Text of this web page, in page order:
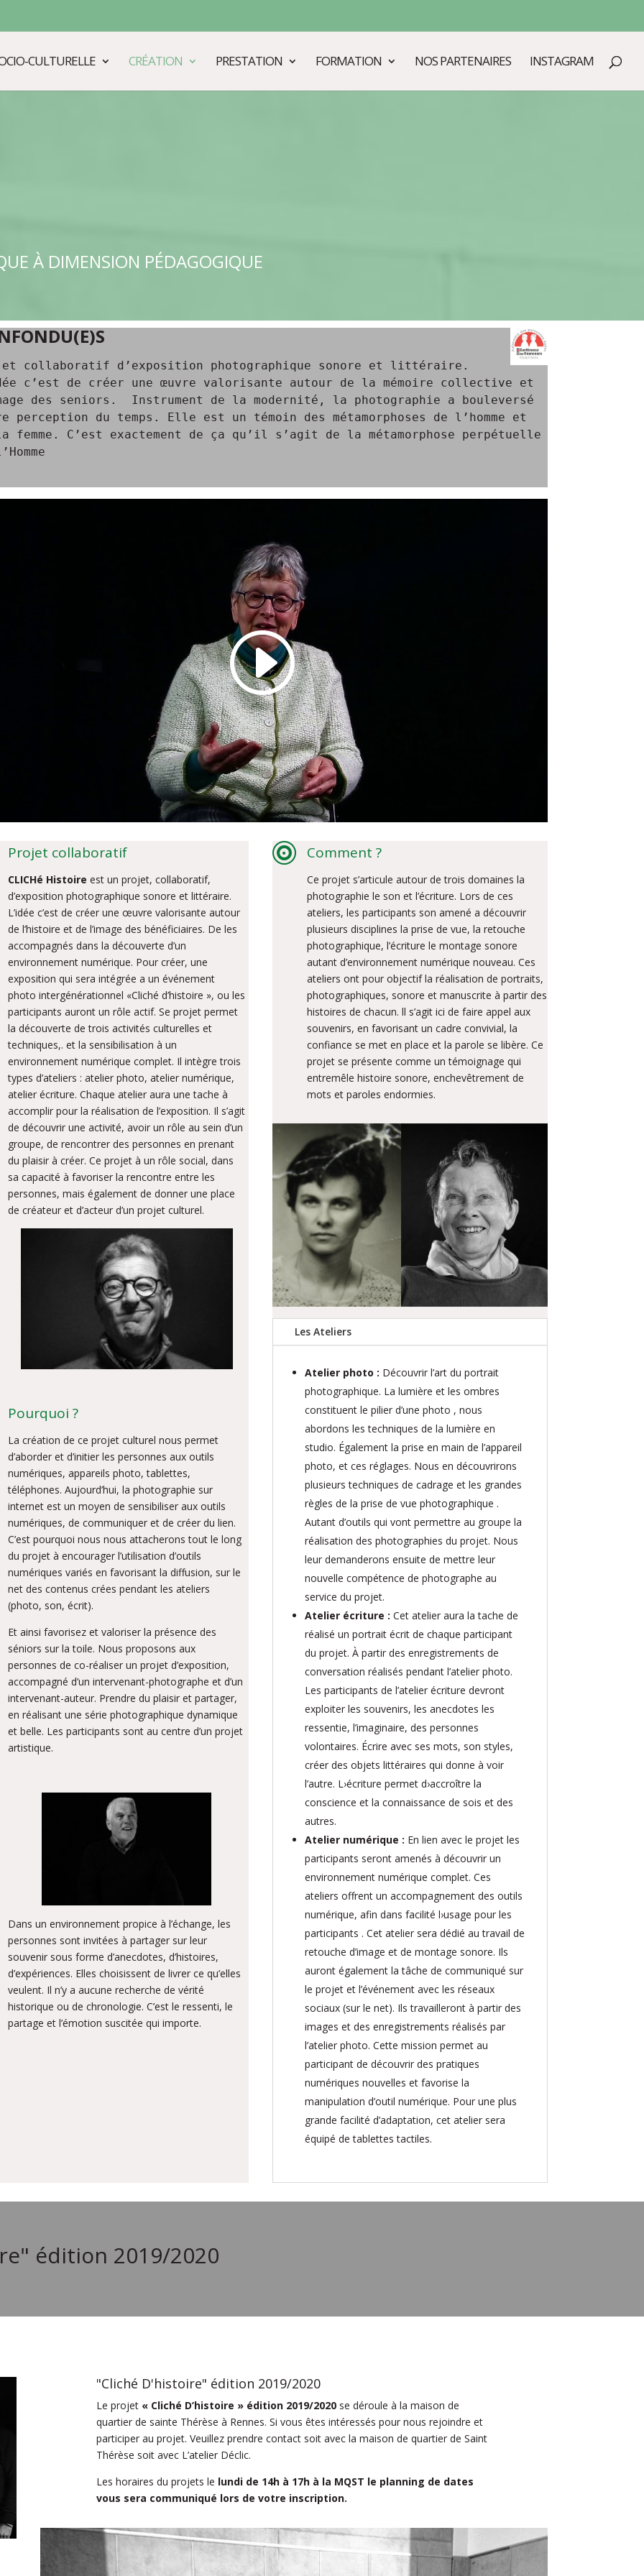
CULTURELLE CRÉATION PRESTATION FORMATION NOS PARTENAIRES INSTAGRAM
À DIMENSION PÉDAGOGIQUE
collaboratif d’exposition photographique sonore et littéraire.
c’est de créer une œuvre valorisante autour de la mémoire collective et
des seniors. Instrument de la modernité, la photographie a bouleversé
perception du temps. Elle est un témoin des métamorphoses de l’homme et
femme. C’est exactement de ça qu’il s’agit de la métamorphose perpétuelle
Projet collaboratif
CLICHé Histoire est un projet, collaboratif,
d’exposition photographique sonore et littéraire.
L’idée c’est de créer une œuvre valorisante autour
de l’histoire et de l’image des bénéficiaires. De les
accompagnés dans la découverte d’un
environnement numérique. Pour créer, une
exposition qui sera intégrée a un événement
photo intergénérationnel «Cliché d’histoire », ou les
participants auront un rôle actif. Se projet permet
la découverte de trois activités culturelles et
techniques,. et la sensibilisation à un
environnement numérique complet. Il intègre trois
types d’ateliers : atelier photo, atelier numérique,
atelier écriture. Chaque atelier aura une tache à
accomplir pour la réalisation de l’exposition. Il s’agit
de découvrir une activité, avoir un rôle au sein d’un
groupe, de rencontrer des personnes en prenant
du plaisir à créer. Ce projet à un rôle social, dans
sa capacité à favoriser la rencontre entre les
personnes, mais également de donner une place
de créateur et d’acteur d’un projet culturel.
Pourquoi ?
La création de ce projet culturel nous permet
d’aborder et d’initier les personnes aux outils
numériques, appareils photo, tablettes,
téléphones. Aujourd’hui, la photographie sur
internet est un moyen de sensibiliser aux outils
numériques, de communiquer et de créer du lien.
C’est pourquoi nous nous attacherons tout le long
du projet à encourager l’utilisation d’outils
numériques variés en favorisant la diffusion, sur le
net des contenus crées pendant les ateliers
(photo, son, écrit).
Et ainsi favorisez et valoriser la présence des
séniors sur la toile. Nous proposons aux
personnes de co-réaliser un projet d’exposition,
accompagné d’un intervenant-photographe et d’un
intervenant-auteur. Prendre du plaisir et partager,
en réalisant une série photographique dynamique
et belle. Les participants sont au centre d’un projet
artistique.
Dans un environnement propice à l’échange, les
personnes sont invitées à partager sur leur
souvenir sous forme d’anecdotes, d’histoires,
d’expériences. Elles choisissent de livrer ce qu’elles
veulent. Il n’y a aucune recherche de vérité
historique ou de chronologie. C’est le ressenti, le
partage et l’émotion suscitée qui importe.
 Comment ?
Ce projet s’articule autour de trois domaines la
photographie le son et l’écriture. Lors de ces
ateliers, les participants son amené a découvrir
plusieurs disciplines la prise de vue, la retouche
photographique, l’écriture le montage sonore
autant d’environnement numérique nouveau. Ces
ateliers ont pour objectif la réalisation de portraits,
photographiques, sonore et manuscrite à partir des
histoires de chacun. ll s’agit ici de faire appel aux
souvenirs, en favorisant un cadre convivial, la
confiance se met en place et la parole se libère. Ce
projet se présente comme un témoignage qui
entremêle histoire sonore, enchevêtrement de
mots et paroles endormies.
Les Ateliers
Atelier photo : Découvrir l’art du portrait
photographique. La lumière et les ombres
constituent le pilier d’une photo , nous
abordons les techniques de la lumière en
studio. Également la prise en main de l’appareil
photo, et ces réglages. Nous en découvrirons
plusieurs techniques de cadrage et les grandes
règles de la prise de vue photographique .
Autant d’outils qui vont permettre au groupe la
réalisation des photographies du projet. Nous
leur demanderons ensuite de mettre leur
nouvelle compétence de photographe au
service du projet.
Atelier écriture : Cet atelier aura la tache de
réalisé un portrait écrit de chaque participant
du projet. À partir des enregistrements de
conversation réalisés pendant l’atelier photo.
Les participants de l’atelier écriture devront
exploiter les souvenirs, les anecdotes les
ressentie, l’imaginaire, des personnes
volontaires. Écrire avec ses mots, son styles,
créer des objets littéraires qui donne à voir
l’autre. L›écriture permet d›accroître la
conscience et la connaissance de sois et des
autres.
Atelier numérique : En lien avec le projet les
participants seront amenés à découvrir un
environnement numérique complet. Ces
ateliers offrent un accompagnement des outils
numérique, afin dans facilité l›usage pour les
participants . Cet atelier sera dédié au travail de
retouche d’image et de montage sonore. Ils
auront également la tâche de communiqué sur
le projet et l’événement avec les réseaux
sociaux (sur le net). Ils travailleront à partir des
images et des enregistrements réalisés par
l’atelier photo. Cette mission permet au
participant de découvrir des pratiques
numériques nouvelles et favorise la
manipulation d’outil numérique. Pour une plus
grande facilité d’adaptation, cet atelier sera
équipé de tablettes tactiles.
édition 2019/2020
"Cliché D'histoire" édition 2019/2020
Le projet « Cliché D’histoire » édition 2019/2020se déroule à la maison de
quartier de sainte Thérèse à Rennes. Si vous êtes intéressés pour nous rejoindre et
participer au projet. Veuillez prendre contact soit avec la maison de quartier de Saint
Thérèse soit avec L’atelier Déclic.
Les horaires du projets le lundi de 14h à 17h à la MQST le planning de dates
vous sera communiqué lors de votre inscription.